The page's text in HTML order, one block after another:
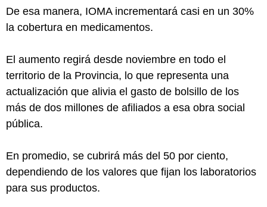
De esa manera, IOMA incrementará casi en un 30%
la cobertura en medicamentos.
El aumento regirá desde noviembre en todo el
territorio de la Provincia, lo que representa una
actualización que alivia el gasto de bolsillo de los
más de dos millones de afiliados a esa obra social
pública.
En promedio, se cubrirá más del 50 por ciento,
dependiendo de los valores que fijan los laboratorios
para sus productos.